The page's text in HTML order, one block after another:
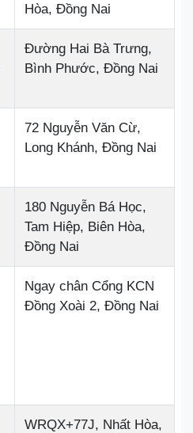
Hòa, Đồng Nai
Đường Hai Bà Trưng,
Bình Phước, Đồng Nai
72 Nguyễn Văn Cừ,
Long Khánh, Đồng Nai
180 Nguyễn Bá Học,
Tam Hiệp, Biên Hòa,
Đồng Nai
Ngay chân Cổng KCN
Đồng Xoài 2, Đồng Nai
WRQX+77J, Nhất Hòa,